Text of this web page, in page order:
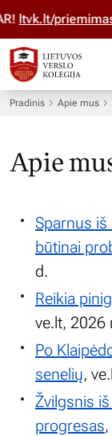
priemimas/
Pradinis Apie mus
Apie
Sparnus iš
būtinai
d.
Reikia
ve.lt, 2026
Po
senelių,
Žvilgsnis
progresas